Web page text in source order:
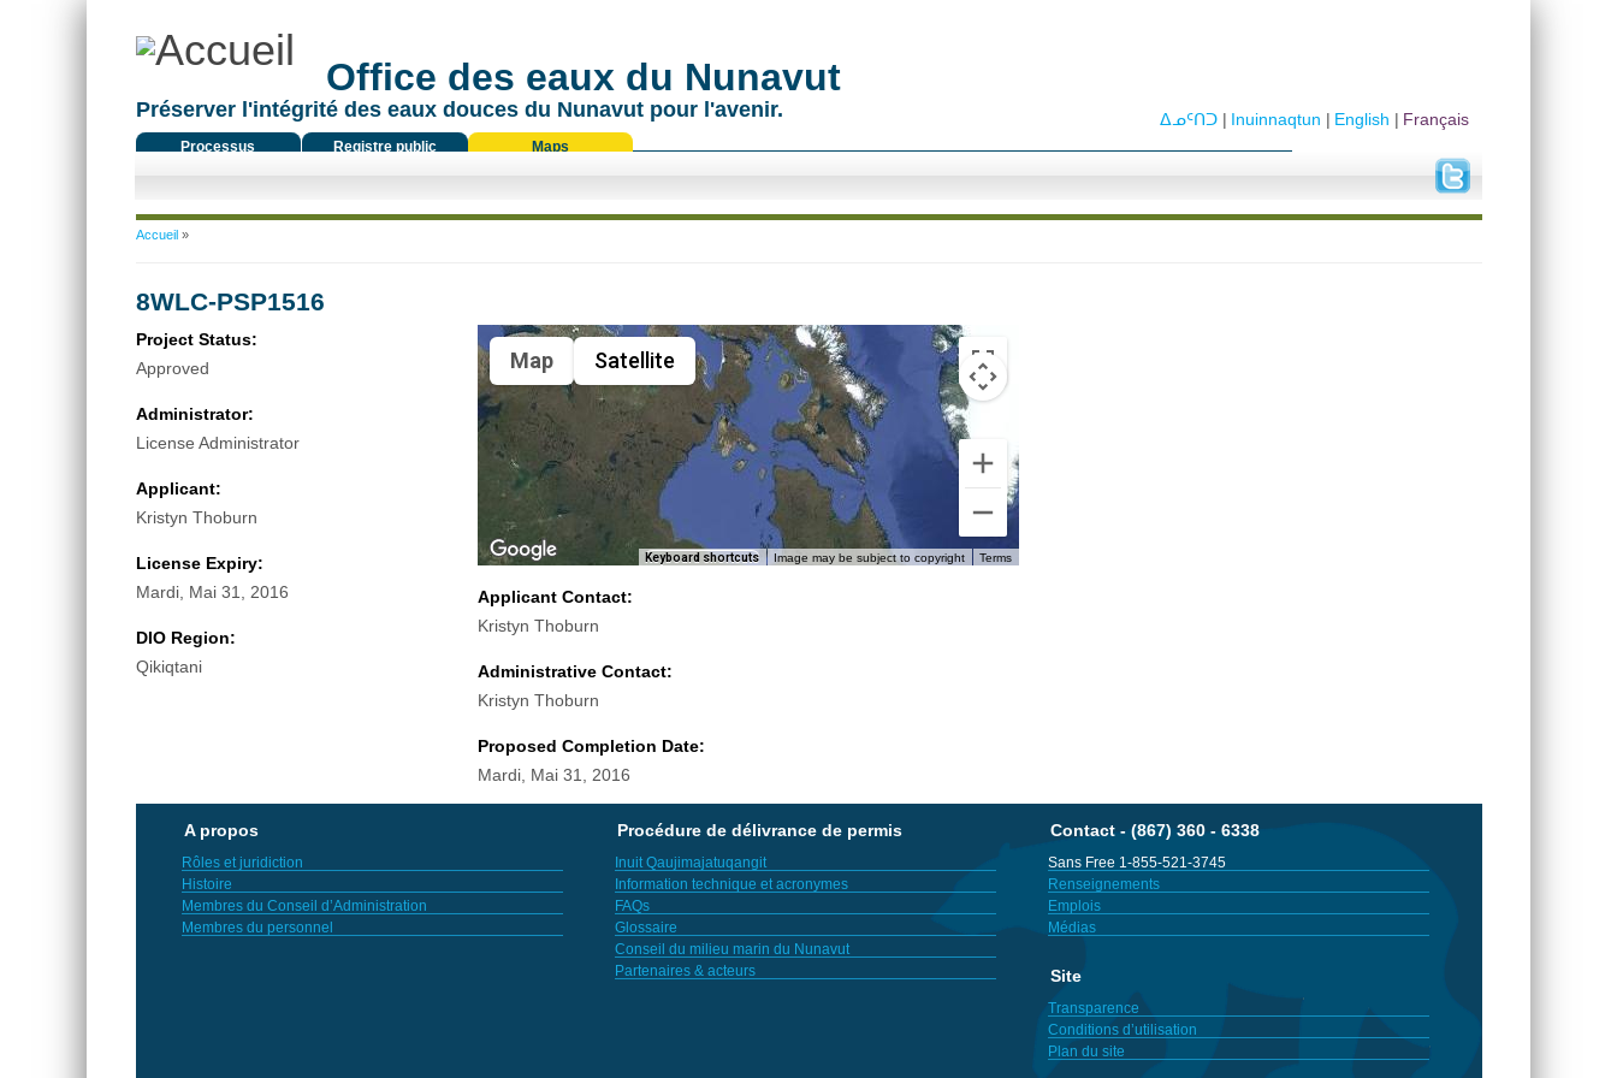
Office des eaux du Nunavut
Préserver l'intégrité des eaux douces du Nunavut pour l'avenir.
Processus
Registre public Maps
Français
English
Inuinnaqtun
ᐃᓄᑦᑎᑐ
Vous êtes ici
Accueil»
8WLC-PSP1516
Project Status:
Approved
Administrator:
License Administrator
Applicant:
Kristyn Thoburn
License Expiry:
Mardi, Mai 31, 2016
DIO Region:
Qikiqtani
Map Satellite
Keyboard shortcuts Image may be subject to copyright Terms
Applicant Contact:
Kristyn Thoburn
Administrative Contact:
Kristyn Thoburn
Proposed Completion Date:
Mardi, Mai 31, 2016
A propos
Rôles et juridiction
Histoire
Membres du Conseil d’Administration
Membres du personnel
Procédure de délivrance de permis
Inuit Qaujimajatuqangit
Information technique et acronymes
FAQs
Glossaire
Conseil du milieu marin du Nunavut
Partenaires & acteurs
Contact - (867) 360 - 6338
Sans Free 1-855-521-3745
Renseignements
Emplois
Médias
Site
Transparence
Conditions d’utilisation
Plan du site